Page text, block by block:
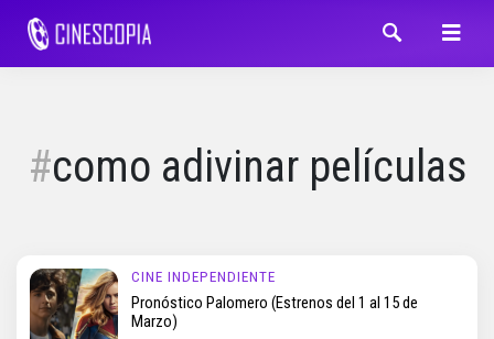
como adivinar películas
CINE INDEPENDIENTE
Pronóstico Palomero (Estrenos del 1 al 15 de
Marzo)